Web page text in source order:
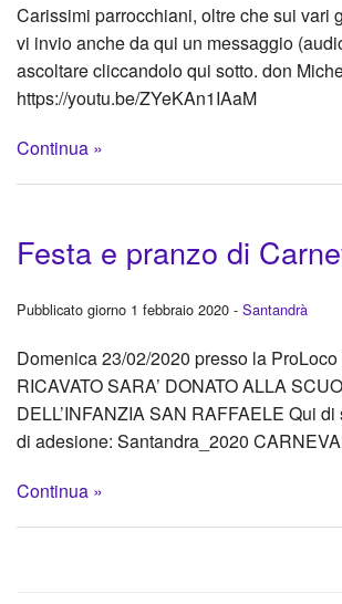
Carissimi parrocchiani, oltre che sui vari
vi invio anche da qui un messaggio
ascoltare cliccandolo qui sotto. don
https://youtu.be/ZYeKAn1IAaM
Continua »
Festa e pranzo di
Pubblicato giorno 1 febbraio 2020 - Santandrà
Domenica 23/02/2020 presso la ProLoco
RICAVATO SARA’ DONATO ALLA
DELL’INFANZIA SAN RAFFAELE Qui
di adesione: Santandra_2020
Continua »